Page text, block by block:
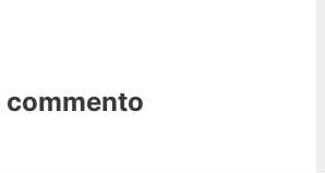
commento